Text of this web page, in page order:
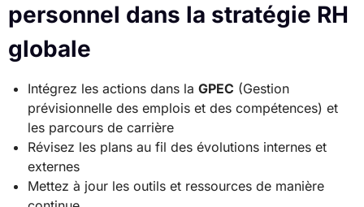
personnel dans la stratégie RH
globale
Intégrez les actions dans la GPEC (Gestion
prévisionnelle des emplois et des compétences) et
les parcours de carrière
Révisez les plans au fil des évolutions internes et
externes
Mettez à jour les outils et ressources de manière